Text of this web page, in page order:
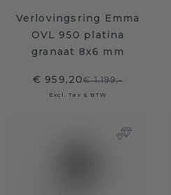
Verlovingsring Emma
OVL 950 platina
granaat 8x6 mm
€ 959,20€ 1.199,-
Excl. Tax & BTW